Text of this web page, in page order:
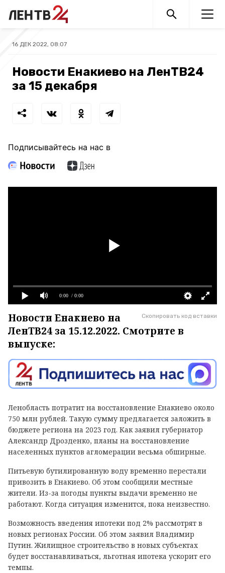
16 ДЕК 2022, 08:07
Новости Енакиево на ЛенТВ24
за 15 декабря
Подписывайтесь на нас в
0:00 / 0:00
Скопировать код вставки
Новости Енакиево на
ЛенТВ24 за 15.12.2022. Смотрите в
выпуске:
Ленобласть потратит на восстановление Енакиево около
750 млн рублей. Такую сумму предлагается заложить в
бюджете региона на 2023 год. Как заявил губернатор
Александр Дрозденко, планы на восстановление
населенных пунктов агломерации весьма обширные.
Питьевую бутилированную воду временно перестали
привозить в Енакиево. Об этом сообщили местные
жители. Из-за погоды пункты выдачи временно не
работают. Когда ситуация изменится, пока неизвестно.
Возможность введения ипотеки под 2% рассмотрят в
новых регионах России. Об этом заявил Владимир
Путин. Жилищное строительство в новых субъектах
будет восстанавливаться, льготная ипотека ускорит его
темпы.